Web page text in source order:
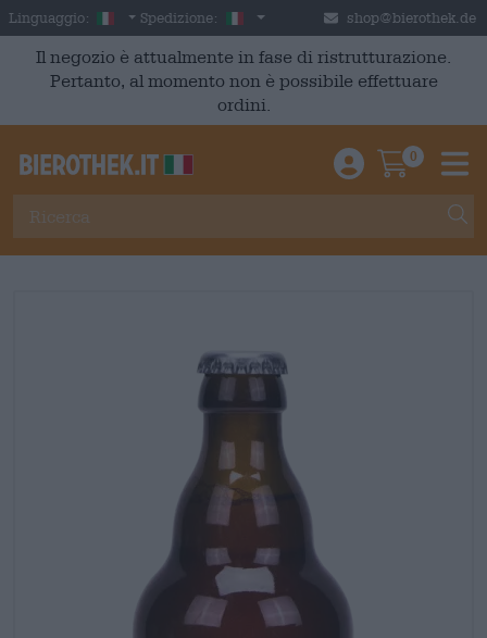
Skip to main content
Linguaggio: Italian
Spedizione: Italia shop@bierothek.de
Il negozio è attualmente in fase di ristrutturazione.
Pertanto, al momento non è possibile effettuare
ordini.
Einloggen /
0